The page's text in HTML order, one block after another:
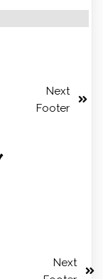
Next
Footer
Next